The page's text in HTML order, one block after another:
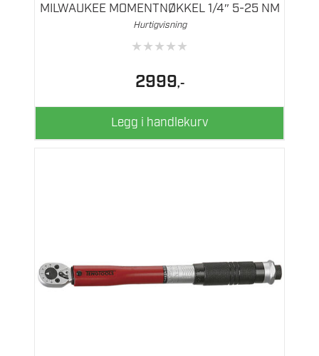
MILWAUKEE MOMENTNØKKEL 1/4″ 5-25 NM
Hurtigvisning
★★★★★
2999,-
Legg i handlekurv